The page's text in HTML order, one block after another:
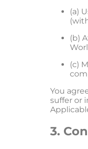
(a)
(b)
(c)
You
suffer or
3.